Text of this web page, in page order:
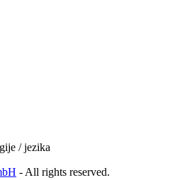
/ jezika
- All rights reserved.